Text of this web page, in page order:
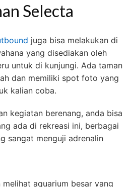
Selecta
juga bisa melakukan di
yang disediakan oleh
untuk di kunjungi. Ada taman
dan memiliki spot foto yang
kalian coba.
kegiatan berenang, anda bisa
ada di rekreasi ini, berbagai
sangat menguji adrenalin
melihat aquarium besar yang